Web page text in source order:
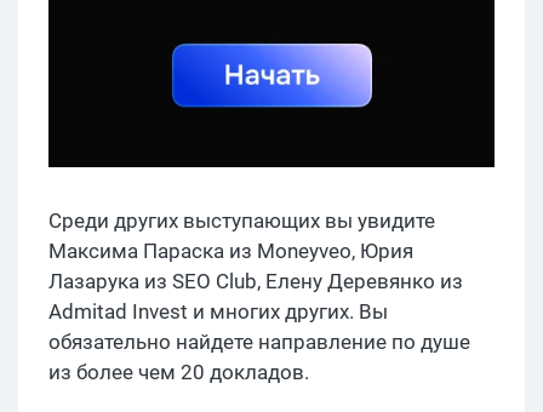
Среди других выступающих вы увидите
Максима Параска из Moneyveo, Юрия
Лазарука из SEO Club, Елену Деревянко из
Admitad Invest и многих других. Вы
обязательно найдете направление по душе
из более чем 20 докладов.